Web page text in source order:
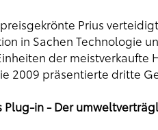
Prius
in Sachen Technologie
der meistverkaufte
2009 präsentierte dritte
Plug-in - Der